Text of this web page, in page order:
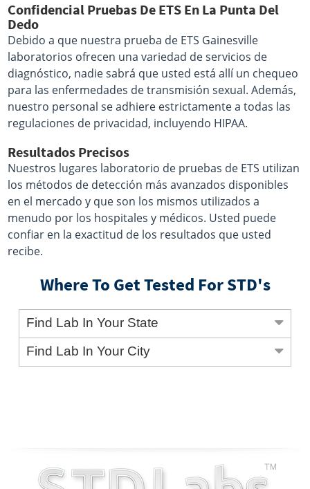
Confidencial Pruebas De ETS En La Punta Del
Dedo
Debido a que nuestra prueba de ETS Gainesville
laboratorios ofrecen una variedad de servicios de
diagnóstico, nadie sabrá que usted está allí un chequeo
para las enfermedades de transmisión sexual. Además,
nuestro personal se adhiere estrictamente a todas las
regulaciones de privacidad, incluyendo HIPAA.
Resultados Precisos
Nuestros lugares laboratorio de pruebas de ETS utilizan
los métodos de detección más avanzados disponibles
en el mercado y que son los mismos utilizados a
menudo por los hospitales y médicos. Usted puede
confiar en la exactitud de los resultados que usted
recibe.
Where To Get Tested For STD's
Find Lab In Your State
Find Lab In Your City